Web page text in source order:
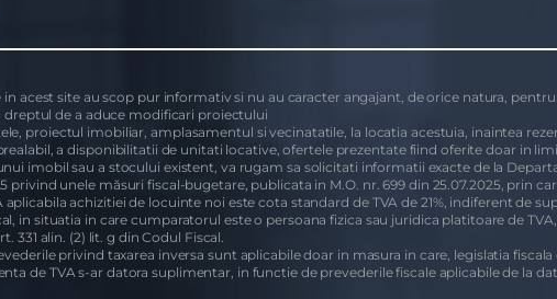
acest site au scop pur informativ si nu au caracter angajant, de orice natura,
de a aduce modificari proiectului
proiectul imobiliar, amplasamentul si vecinatatile, la locatia acestuia, inaintea
a disponibilitatii de unitati locative, ofertele prezentate fiind oferite doar in
imobil sau a stocului existent, va rugam sa solicitati informatii exacte de la
privind unele măsuri fiscal-bugetare, publicata in M.O. nr. 699 din 25.07.2025, prin
aplicabila achizitiei de locuinte noi este cota standard de TVA de 21%, indiferent de
in situatia in care cumparatorul este o persoana fizica sau juridica platitoare de
331 alin. (2) lit. g din Codul Fiscal.
privind taxarea inversa sunt aplicabile doar in masura in care, legislatia
de TVA s-ar datora suplimentar, in functie de prevederile fiscale aplicabile de la